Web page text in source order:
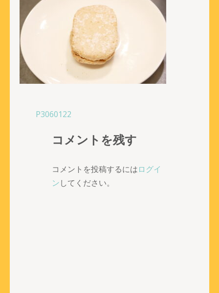
投
P3060122
コメントを残す
コメントを投稿するにはログイ
ンしてください。